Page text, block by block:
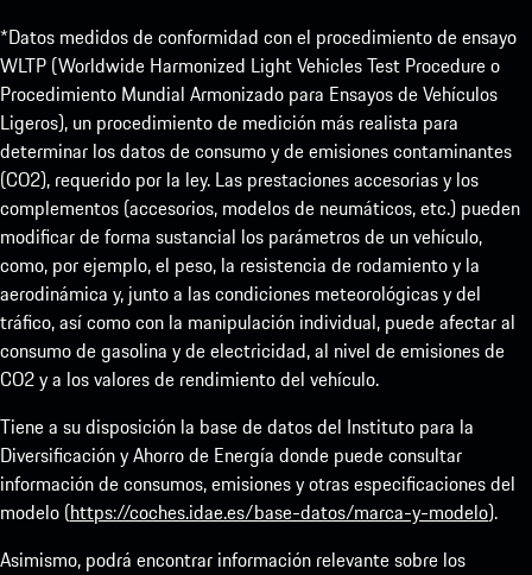
*Datos medidos de conformidad con el procedimiento de ensayo
WLTP (Worldwide Harmonized Light Vehicles Test Procedure o
Procedimiento Mundial Armonizado para Ensayos de Vehículos
Ligeros), un procedimiento de medición más realista para
determinar los datos de consumo y de emisiones contaminantes
(CO2), requerido por la ley. Las prestaciones accesorias y los
complementos (accesorios, modelos de neumáticos, etc.) pueden
modificar de forma sustancial los parámetros de un vehículo,
como, por ejemplo, el peso, la resistencia de rodamiento y la
aerodinámica y, junto a las condiciones meteorológicas y del
tráfico, así como con la manipulación individual, puede afectar al
consumo de gasolina y de electricidad, al nivel de emisiones de
CO2 y a los valores de rendimiento del vehículo.
Tiene a su disposición la base de datos del Instituto para la
Diversificación y Ahorro de Energía donde puede consultar
información de consumos, emisiones y otras especificaciones del
modelo (https://coches.idae.es/base-datos/marca-y-modelo).
Asimismo, podrá encontrar información relevante sobre los